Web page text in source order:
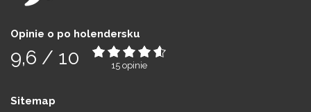
Opinie o po holendersku
9,6 / 10 15 opinie
Sitemap